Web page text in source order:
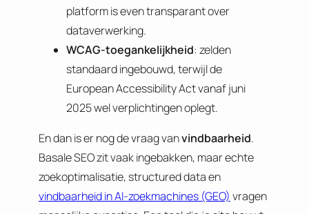
platform is even transparant over
dataverwerking.
WCAG-toegankelijkheid: zelden
standaard ingebouwd, terwijl de
European Accessibility Act vanaf juni
2025 wel verplichtingen oplegt.
En dan is er nog de vraag vanvindbaarheid.
Basale SEO zit vaak ingebakken, maar echte
zoekoptimalisatie, structured data en
vindbaarheid in AI-zoekmachines (GEO) vragen